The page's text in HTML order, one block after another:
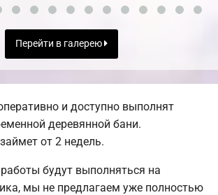
Перейти в галерею
и доступно выполнят
деревянной бани.
от 2 недель.
будут выполняться на
мы не предлагаем уже полностью